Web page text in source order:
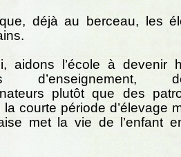
déjà au berceau, les
aidons l’école à devenir
d’enseignement,
plutôt que des
courte période d’élevage
met la vie de l’enfant